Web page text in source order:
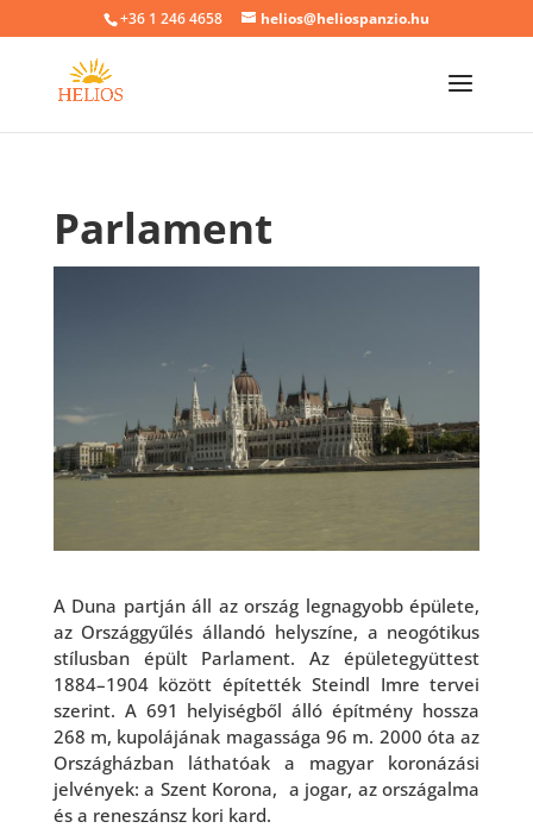
+36 1 246 4658 helios@heliospanzio.hu
Parlament
A Duna partján áll az ország legnagyobb épülete,
az Országgyűlés állandó helyszíne, a neogótikus
stílusban épült Parlament. Az épületegyüttest
1884–1904 között építették Steindl Imre tervei
szerint. A 691 helyiségből álló építmény hossza
268 m, kupolájának magassága 96 m. 2000 óta az
Országházban láthatóak a magyar koronázási
jelvények: a Szent Korona, a jogar, az országalma
és a reneszánsz kori kard.